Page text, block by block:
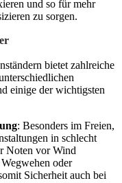
und so für mehr
zu sorgen.
bietet zahlreiche
einige der wichtigsten
: Besonders im Freien,
in schlecht
Noten vor Wind
oder
Sicherheit auch bei